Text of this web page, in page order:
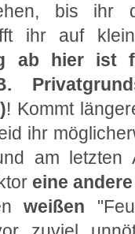
bis ihr
ihr auf
ab hier ist
! Kommt
ihr
am letzten
eine
weißen